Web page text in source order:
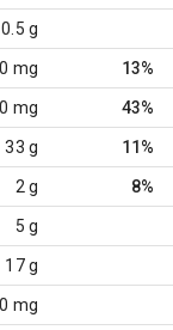
0.5 g
mg 13%
mg 43%
33 g 11%
2 g 8%
5 g
17 g
mg